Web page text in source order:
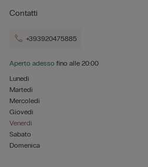
Contatti
+393920475885
Aperto adesso fino alle 20:00
Lunedì
Martedì
Mercoledì
Giovedì
Venerdì
Sabato
Domenica